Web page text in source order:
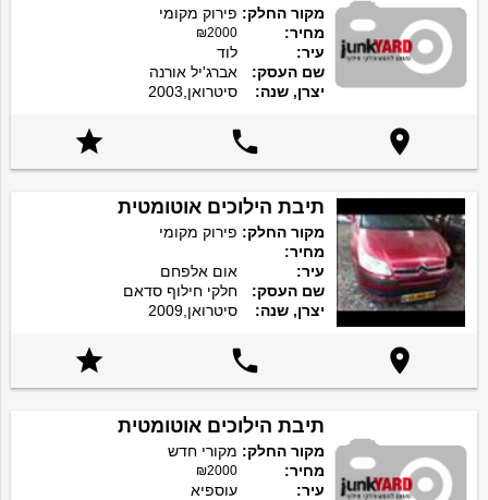
מקור החלק: פירוק מקומי
מחיר:
₪2000
עיר:
לוד
שם העסק:
אברג'יל אורנה
יצרן, שנה:
סיטרואן,2003



תיבת הילוכים אוטומטית
מקור החלק: פירוק מקומי
מחיר:
עיר:
אום אלפחם
שם העסק:
חלקי חילוף סדאם
יצרן, שנה:
סיטרואן,2009



תיבת הילוכים אוטומטית
מקור החלק: מקורי חדש
מחיר:
₪2000
עיר:
עוספיא